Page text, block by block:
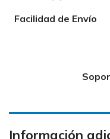
Facilidad de Envío
Información